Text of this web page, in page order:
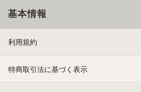
基本情報
利用規約
特商取引法に基づく表示